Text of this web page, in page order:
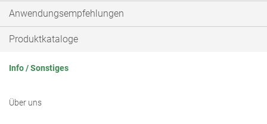
Anwendungsempfehlungen
Produktkataloge
Info / Sonstiges
Über uns